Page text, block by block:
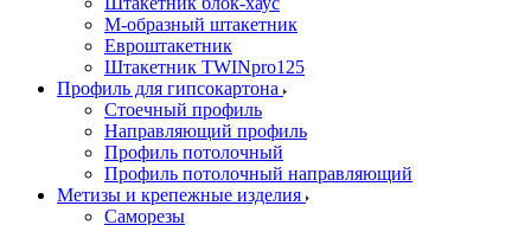
М-образный штакетник
Евроштакетник
Штакетник TWINpro125
Профиль для гипсокартона
Стоечный профиль
Направляющий профиль
Профиль потолочный
Профиль потолочный направляющий
Метизы и крепежные изделия
Саморезы